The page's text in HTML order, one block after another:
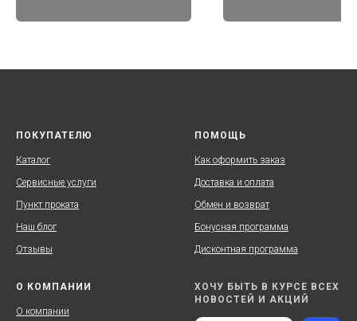
ПОКУПАТЕЛЮ
Каталог
Сервисные услуги
Пункт проката
Наш блог
Отзывы
ПОМОЩЬ
Как оформить заказ
Доставка и оплата
Обмен и возврат
Бонусная программа
Дисконтная программа
О КОМПАНИИ
О компании
ХОЧУ БЫТЬ В КУРСЕ ВСЕХ
НОВОСТЕЙ И АКЦИЙ